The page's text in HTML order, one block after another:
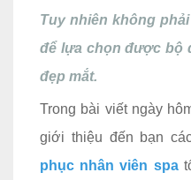
Tuy nhiên không
để lựa chọn được bộ
đẹp mắt.
Trong bài viết ngày
giới thiệu đến bạn
phục nhân viên spa